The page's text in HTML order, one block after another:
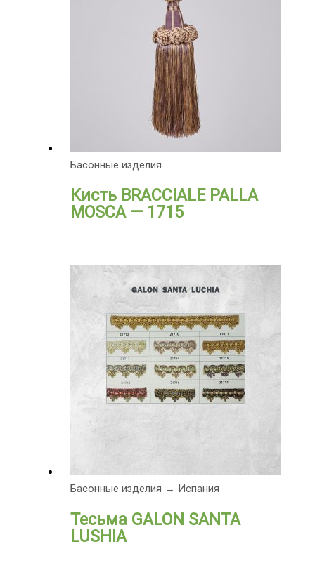
Басонные изделия
Кисть BRACCIALE PALLA
MOSCA — 1715
Басонные изделия → Испания
Тесьма GALON SANTA
LUSHIA